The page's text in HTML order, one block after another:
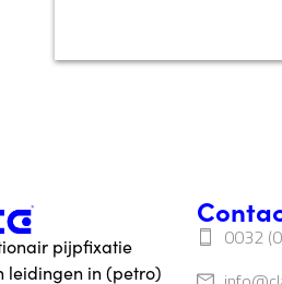
pijpfixatie
leidingen in (petro)
0032